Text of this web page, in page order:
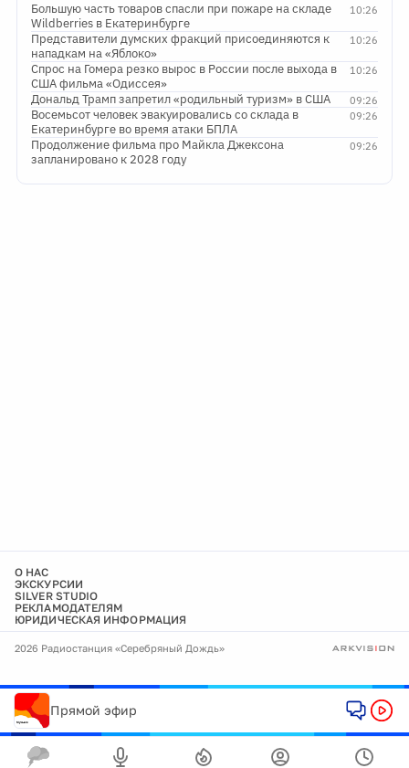
10:26
Большую часть товаров спасли при пожаре на складе
Wildberries в Екатеринбурге
10:26
Представители думских фракций присоединяются к
нападкам на «Яблоко»
10:26
Спрос на Гомера резко вырос в России после выхода в
США фильма «Одиссея»
09:26
Дональд Трамп запретил «родильный туризм» в США
09:26
Восемьсот человек эвакуировались со склада в
Екатеринбурге во время атаки БПЛА
09:26
Продолжение фильма про Майкла Джексона
запланировано к 2028 году
О НАС
ЭКСКУРСИИ
SILVER STUDIO
РЕКЛАМОДАТЕЛЯМ
ЮРИДИЧЕСКАЯ ИНФОРМАЦИЯ
2026 Радиостанция «Серебряный Дождь»
Прямой эфир